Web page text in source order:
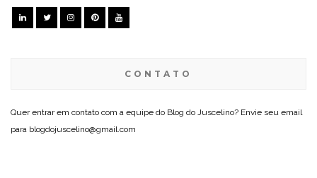
CONTATO
Quer entrar em contato com a equipe do Blog do Juscelino? Envie seu email
para blogdojuscelino@gmail.com